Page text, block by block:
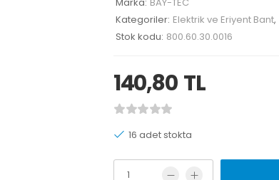
Kategoriler: Elektrik ve Eriyent Bant,
Stok kodu: 800.60.30.0016
140,80 TL
16 adet stokta